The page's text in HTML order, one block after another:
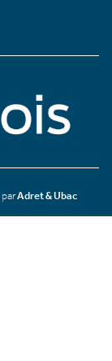
Adret & Ubac